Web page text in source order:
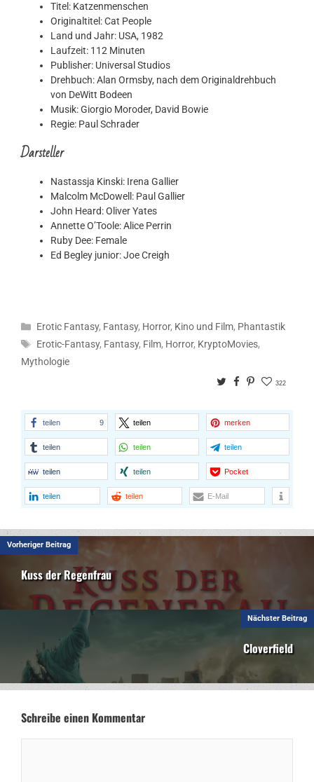
Titel: Katzenmenschen
Originaltitel: Cat People
Land und Jahr: USA, 1982
Laufzeit: 112 Minuten
Publisher: Universal Studios
Drehbuch: Alan Ormsby, nach dem Originaldrehbuch
von DeWitt Bodeen
Musik: Giorgio Moroder, David Bowie
Regie: Paul Schrader
Darsteller
Nastassja Kinski: Irena Gallier
Malcolm McDowell: Paul Gallier
John Heard: Oliver Yates
Annette O’Toole: Alice Perrin
Ruby Dee: Female
Ed Begley junior: Joe Creigh
Kategorien
Erotic Fantasy, Fantasy, Horror, Kino und Film, Phantastik
Schlagwörter
Erotic-Fantasy, Fantasy, Film, Horror, KryptoMovies,
Mythologie
TwitterFacebook
Pinterest
322
teilen 9 teilen merken
teilen teilen teilen
teilen teilen Pocket
teilen teilen E-Mail
Vorheriger Beitrag
Kuss der Regenfrau
Nächster Beitrag
Cloverfield
Schreibe einen Kommentar